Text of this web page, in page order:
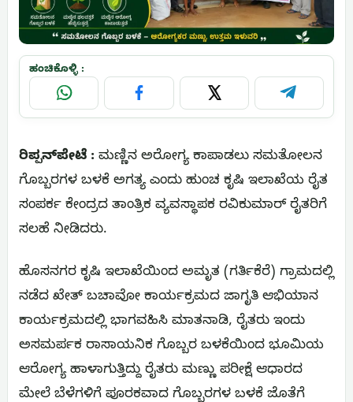
ಹಂಚಿಕೊಳ್ಳಿ :
WhatsApp Facebook X Telegram
ರಿಪ್ಪನ್‌ಪೇಟೆ : ಮಣ್ಣಿನ ಅರೋಗ್ಯ ಕಾಪಾಡಲು ಸಮತೋಲನ
ಗೊಬ್ಬರಗಳ ಬಳಕೆ ಅಗತ್ಯ ಎಂದು ಹುಂಚ ಕೃಷಿ ಇಲಾಖೆಯ ರೈತ
ಸಂಪರ್ಕ ಕೇಂದ್ರದ ತಾಂತ್ರಿಕ ವ್ಯವಸ್ಥಾಪಕ ರವಿಕುಮಾರ್ ರೈತರಿಗೆ
ಸಲಹೆ ನೀಡಿದರು.
ಹೊಸನಗರ ಕೃಷಿ ಇಲಾಖೆಯಿಂದ ಅಮೃತ (ಗರ್ತಿಕೆರೆ) ಗ್ರಾಮದಲ್ಲಿ
ನಡೆದ ಖೇತ್ ಬಚಾವೋ ಕಾರ್ಯಕ್ರಮದ ಜಾಗೃತಿ ಆಭಿಯಾನ
ಕಾರ್ಯಕ್ರಮದಲ್ಲಿ ಭಾಗವಹಿಸಿ ಮಾತನಾಡಿ, ರೈತರು ಇಂದು
ಅಸಮರ್ಪಕ ರಾಸಾಯನಿಕ ಗೊಬ್ಬರ ಬಳಕೆಯಿಂದ ಭೂಮಿಯ
ಆರೋಗ್ಯ ಹಾಳಾಗುತ್ತಿದ್ದು ರೈತರು ಮಣ್ಣು ಪರೀಕ್ಷೆ ಆಧಾರದ
ಮೇಲೆ ಬೆಳೆಗಳಿಗೆ ಪೂರಕವಾದ ಗೊಬ್ಬರಗಳ ಬಳಕೆ ಜೊತೆಗೆ